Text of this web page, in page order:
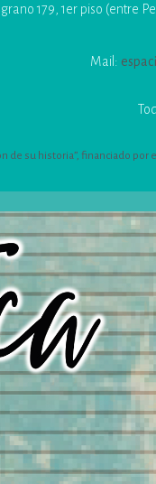
179, 1er piso (entre
Mail:
su historia”, financiado por